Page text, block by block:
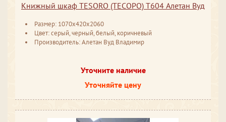
Книжный шкаф TESORO (ТЕСОРО) T604 Алетан Вуд
Размер: 1070x420x2060
Цвет: серый, черный, белый, коричневый
Производитель: Алетан Вуд Владимир
Уточните наличие
Уточняйте цену